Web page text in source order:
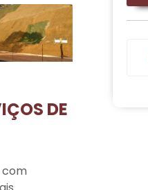
DE
com